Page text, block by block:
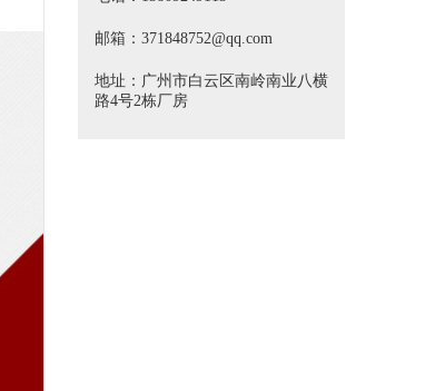
邮箱：371848752@qq.com
地址：广州市白云区南岭南业八横
路4号2栋厂房